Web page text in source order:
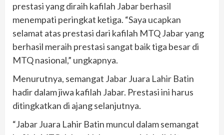
prestasi yang diraih kafilah Jabar berhasil
menempati peringkat ketiga. “Saya ucapkan
selamat atas prestasi dari kafilah MTQ Jabar yang
berhasil meraih prestasi sangat baik tiga besar di
MTQ nasional,” ungkapnya.
Menurutnya, semangat Jabar Juara Lahir Batin
hadir dalam jiwa kafilah Jabar. Prestasi ini harus
ditingkatkan di ajang selanjutnya.
“Jabar Juara Lahir Batin muncul dalam semangat